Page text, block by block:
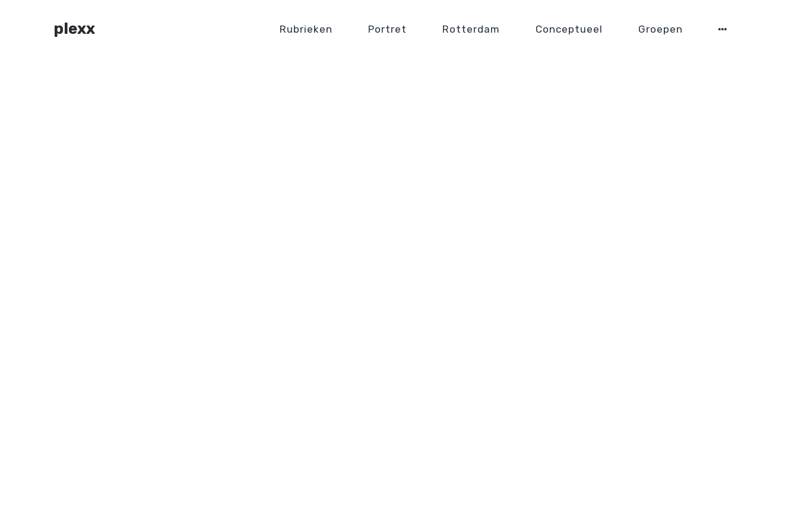
plexx Rubrieken Portret Rotterdam Conceptueel Groepen